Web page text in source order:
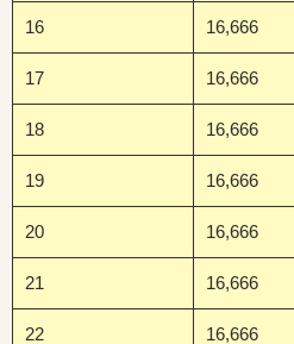
16 16,666
17 16,666
18 16,666
19 16,666
20 16,666
21 16,666
22 16,666